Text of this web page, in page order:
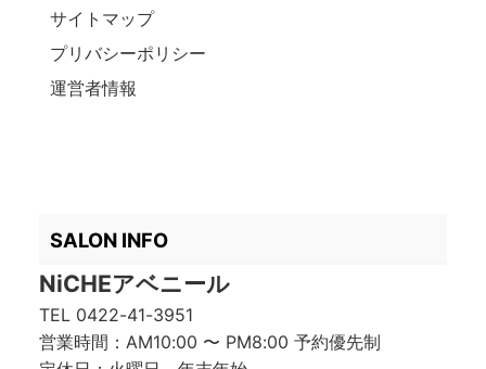
サイトマップ
プリバシーポリシー
運営者情報
SALON INFO
NiCHEアベニール
TEL 0422-41-3951
営業時間：AM10:00 〜 PM8:00 予約優先制